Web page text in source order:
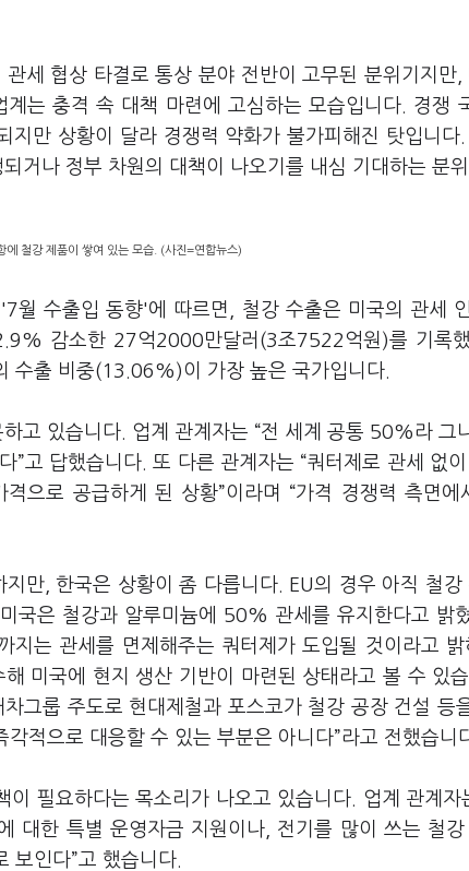
세 협상 타결로 통상 분야 전반이 고무된 분위기지만
계는 충격 속 대책 마련에 고심하는 모습입니다. 경쟁
만 상황이 달라 경쟁력 약화가 불가피해진 탓입니다
거나 정부 차원의 대책이 나오기를 내심 기대하는 분
에 철강 제품이 쌓여 있는 모습. (사진=연합뉴스)
월 수출입 동향'에 따르면, 철강 수출은 미국의 관세
감소한 27억2000만달러(3조7522억원)를 기록
수출 비중(13.06%)이 가장 높은 국가입니다.
고 있습니다. 업계 관계자는 “전 세계 공통 50%라 그
”고 답했습니다. 또 다른 관계자는 “쿼터제로 관세 없
으로 공급하게 된 상황”이라며 “가격 경쟁력 측면
만, 한국은 상황이 좀 다릅니다. EU의 경우 아직 철강
국은 철강과 알루미늄에 50% 관세를 유지한다고 밝
지는 관세를 면제해주는 쿼터제가 도입될 것이라고
미국에 현지 생산 기반이 마련된 상태라고 볼 수 있
그룹 주도로 현대제철과 포스코가 철강 공장 건설 등
적으로 대응할 수 있는 부분은 아니다”라고 전했습니
이 필요하다는 목소리가 나오고 있습니다. 업계 관계자
대한 특별 운영자금 지원이나, 전기를 많이 쓰는 철
보인다”고 했습니다.